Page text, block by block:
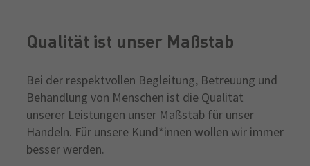
Qualität ist unser Maßstab
Bei der respektvollen Begleitung, Betreuung und
Behandlung von Menschen ist die Qualität
unserer Leistungen unser Maßstab für unser
Handeln. Für unsere Kund*innen wollen wir immer
besser werden.